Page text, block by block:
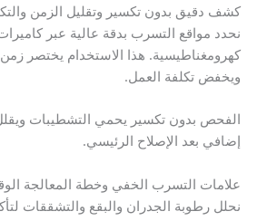
كشف دقيق بدون تكسير وتقليل الزمن
نحدد مواقع التسرب بدقة عالية عبر
كهرومغناطيسية. هذا الاستخدام يختصر
ويخفض تكلفة العمل.
الفحص بدون تكسير يحمي التشطيبات
إضافي بعد الإصلاح الرئيسي.
علامات التسرب الخفي وخطة المعالجة
نحلل رطوبة الجدران والبقع والتشققات